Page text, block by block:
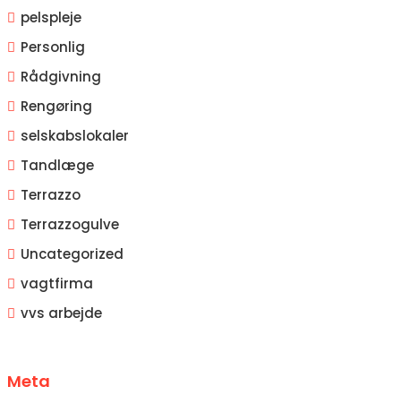
pelspleje
Personlig
Rådgivning
Rengøring
selskabslokaler
Tandlæge
Terrazzo
Terrazzogulve
Uncategorized
vagtfirma
vvs arbejde
Meta